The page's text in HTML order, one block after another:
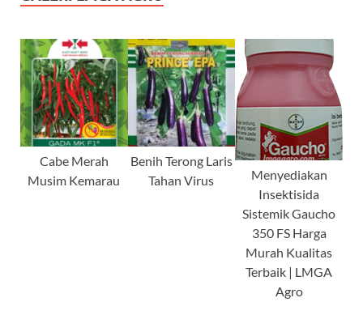
Cabe Merah
Musim Kemarau
Benih Terong Laris
Tahan Virus
Menyediakan
Insektisida
Sistemik Gaucho
350 FS Harga
Murah Kualitas
Terbaik | LMGA
Agro